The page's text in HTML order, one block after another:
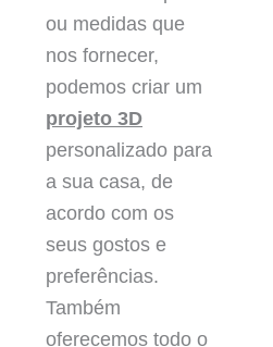
ou medidas que
nos fornecer,
podemos criar um
projeto 3D
personalizado para
a sua casa, de
acordo com os
seus gostos e
preferências.
Também
oferecemos todo o